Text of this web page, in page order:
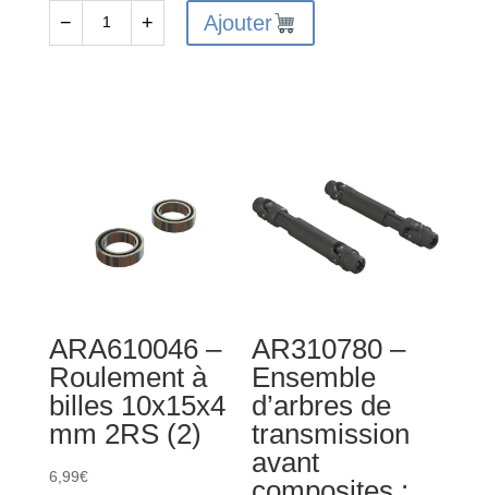
4x40
mm
4x4
(4)
− + Ajouter
de
ARA610045
mm
2RS
ARA610046 –
Roulement à
billes 10x15x4
mm 2RS (2)
6,99€
AR310780 –
Ensemble
d’arbres de
transmission
avant